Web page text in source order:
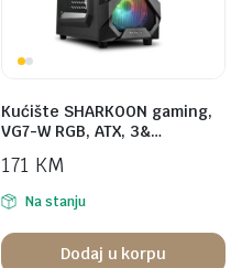
Kućište SHARKOON gaming,
VG7-W RGB, ATX, 3&…
171 KM
Na stanju
Dodaj u korpu